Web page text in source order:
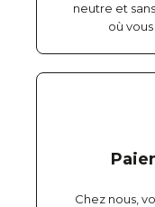
neutre et
où
Chez nous,